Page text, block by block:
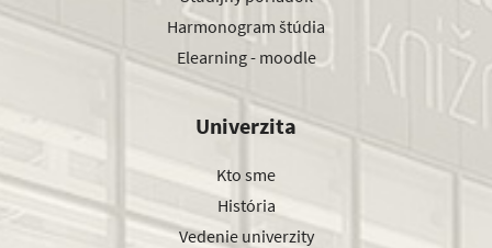
Harmonogram štúdia
Elearning - moodle
Univerzita
Kto sme
História
Vedenie univerzity